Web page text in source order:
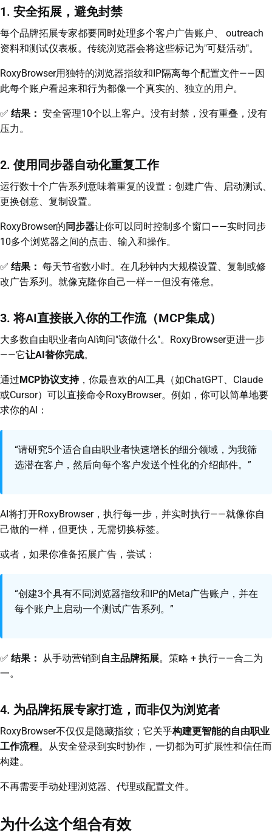
1. 安全拓展，避免封禁
每个品牌拓展专家都要同时处理多个客户广告账户、 outreach
资料和测试仪表板。传统浏览器会将这些标记为"可疑活动"。
RoxyBrowser用独特的浏览器指纹和IP隔离每个配置文件——因
此每个账户看起来和行为都像一个真实的、独立的用户。
✅ 结果： 安全管理10个以上客户。没有封禁，没有重叠，没有
压力。
2. 使用同步器自动化重复工作
运行数十个广告系列意味着重复的设置：创建广告、启动测试、
更换创意、复制设置。
RoxyBrowser的 同步器让你可以同时控制多个窗口——实时同步
10多个浏览器之间的点击、输入和操作。
✅ 结果： 每天节省数小时。在几秒钟内大规模设置、复制或修
改广告系列。就像克隆你自己一样——但没有倦怠。
3. 将AI直接嵌入你的工作流（MCP集成）
大多数自由职业者向AI询问"该做什么"。RoxyBrowser更进一步
——它让AI替你完成。
通过MCP协议支持，你最喜欢的AI工具（如ChatGPT、Claude
或Cursor）可以直接命令RoxyBrowser。例如，你可以简单地要
求你的AI：
“请研究5个适合自由职业者快速增长的细分领域，为我筛
选潜在客户，然后向每个客户发送个性化的介绍邮件。”
AI将打开RoxyBrowser，执行每一步，并实时执行——就像你自
己做的一样，但更快，无需切换标签。
或者，如果你准备拓展广告，尝试：
“创建3个具有不同浏览器指纹和IP的Meta广告账户，并在
每个账户上启动一个测试广告系列。”
✅ 结果： 从手动营销到自主品牌拓展。策略 + 执行——合二为
一。
4. 为品牌拓展专家打造，而非仅为浏览者
RoxyBrowser不仅仅是隐藏指纹；它关乎构建更智能的自由职业
工作流程。从安全登录到实时协作，一切都为可扩展性和信任而
构建。
不再需要手动处理浏览器、代理或配置文件。
为什么这个组合有效